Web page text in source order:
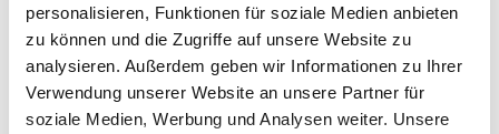
personalisieren, Funktionen für soziale Medien anbieten
zu können und die Zugriffe auf unsere Website zu
analysieren. Außerdem geben wir Informationen zu Ihrer
Verwendung unserer Website an unsere Partner für
soziale Medien, Werbung und Analysen weiter. Unsere
regionale Entwicklung
Museum Regional - Museumsgespräche in
den Vierteln